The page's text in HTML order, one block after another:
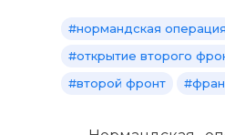
#нормандская операция
#открытие второго
#второй фронт